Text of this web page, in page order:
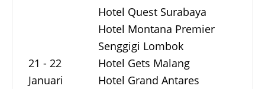
21 - 22
Januari
Hotel Quest Surabaya
Hotel Montana Premier
Senggigi Lombok
Hotel Gets Malang
Hotel Grand Antares